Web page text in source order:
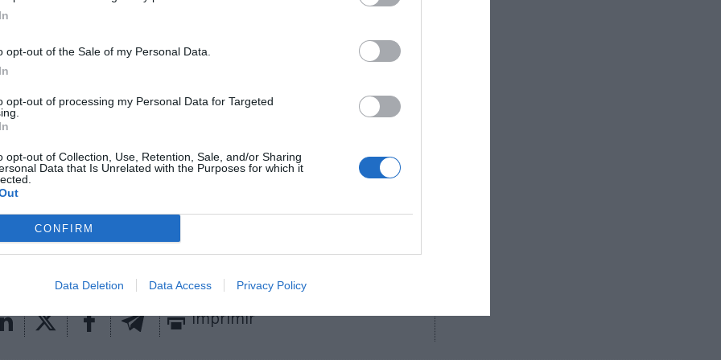
opt-out of the Sale of my Personal Data.
opt-out of processing my Personal Data for Targeted
opt-out of Collection, Use, Retention, Sale, and/or Sharing
Data that Is Unrelated with the Purposes for which it
CONFIRM
Data Deletion Data Access Privacy Policy
y L3TCraft.
La directiva estará apoyada en Mktg por Javier
consejero delegado de Mktg España, ha destacado que en
como agencia”. La incorporación de Moctezuma “supone
de la división de eSports, a la que se suman su dilatada
el equipo actual”.
con las últimas noticias de actualidad.
ACTIVAR AHORA
Imprimir